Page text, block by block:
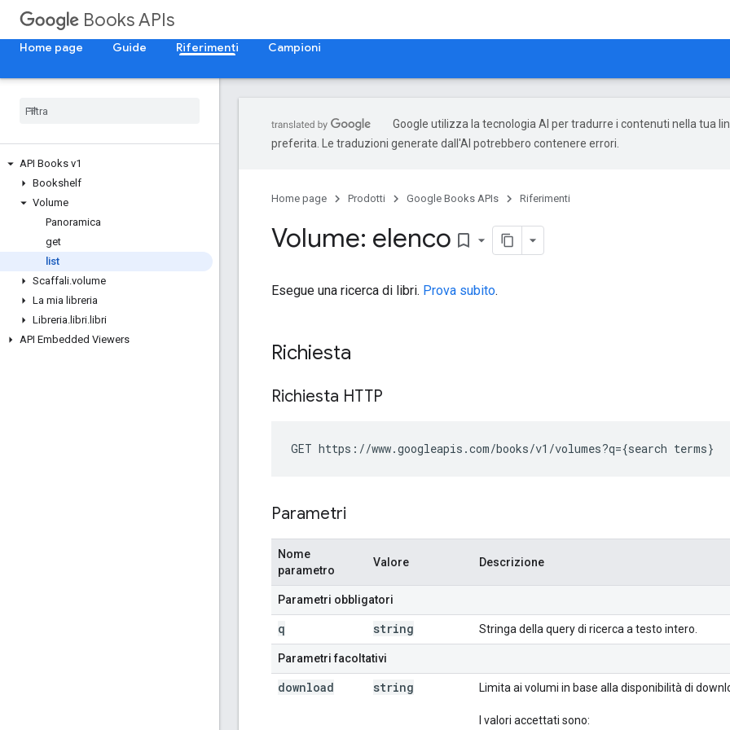
Books APIs
Home page Guide Riferimenti Campioni
API Books v1
Bookshelf
Volume
Panoramica
get
list
Scaffali.volume
La mia libreria
Libreria. libri. libri
API Embedded Viewers
Google utilizza la tecnologia AI per tradurre i contenuti nella tua
preferita. Le traduzioni generate dall'AI potrebbero contenere errori.
Home page Prodotti Google Books APIs Riferimenti
Volume: elenco bookmark_border
Esegue una ricerca di libri. Prova subito.
Richiesta
Richiesta HTTP
GET https://www.googleapis.com/books/v1/volumes?q={search terms}
Parametri
Nome
parametro
Valore Descrizione
Parametri obbligatori
q string Stringa della query di ricerca a testo intero.
Parametri facoltativi
download string Limita ai volumi in base alla disponibilità di
I valori accettati sono: